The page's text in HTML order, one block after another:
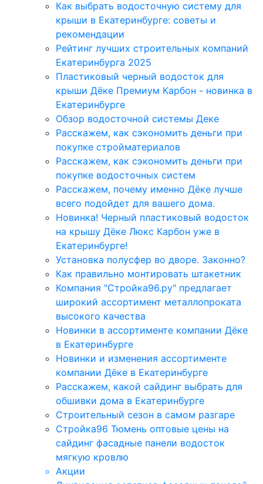
Как выбрать водосточную систему для
крыши в Екатеринбурге: советы и
рекомендации
Рейтинг лучших строительных компаний
Екатеринбурга 2025
Пластиковый черный водосток для
крыши Дёке Премиум Карбон - новинка в
Екатеринбурге
Обзор водосточной системы Деке
Расскажем, как сэкономить деньги при
покупке стройматериалов
Расскажем, как сэкономить деньги при
покупке водосточных систем
Расскажем, почему именно Дёке лучше
всего подойдет для вашего дома.
Новинка! Черный пластиковый водосток
на крышу Дёке Люкс Карбон уже в
Екатеринбурге!
Установка полусфер во дворе. Законно?
Как правильно монтировать штакетник
Компания "Стройка96.ру" предлагает
широкий ассортимент металлопроката
высокого качества
Новинки в ассортименте компании Дёке
в Екатеринбурге
Новинки и изменения ассортименте
компании Дёке в Екатеринбурге
Расскажем, какой сайдинг выбрать для
обшивки дома в Екатеринбурге
Строительный сезон в самом разгаре
Стройка96 Тюмень оптовые цены на
сайдинг фасадные панели водосток
мягкую кровлю
Акции